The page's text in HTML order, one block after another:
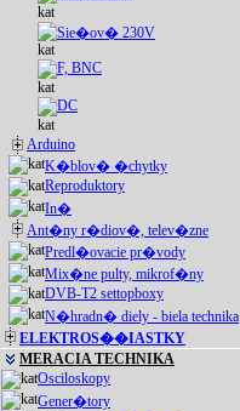
Sie�ov� 230V
F, BNC
DC
Arduino
K�blov� �chytky
Reproduktory
In�
Ant�ny r�diov�, telev�zne
Predl�ovacie pr�vody
Mix�ne pulty, mikrof�ny
DVB-T2 settopboxy
N�hradn� diely - biela technika
ELEKTROS��IASTKY
MERACIA TECHNIKA
Osciloskopy
Gener�tory